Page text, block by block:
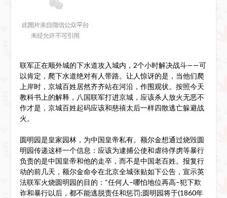
联军正在顺外城的下水道攻入城内，2个小时解决战斗——可
以肯定，爬下水道绝对有人带路。让人惊讶的是，当他们爬
上岸时，京城百姓居然齐齐站在河沿，作围观状。按照今天
教科书上的解释，八国联军打进京城，应该杀人放火无恶不
作才是，京城百姓起码应该和慈禧太后一样四散逃亡躲避战
火。
圆明园是皇家园林，为中国皇帝私有。额尔金想通过烧毁圆
明园传递这样一个信息：应该为逮捕公使和虐待俘虏等暴行
负责的是中国皇帝和他的走卒，而不是中国老百姓。报复行
动的前几天，额尔金命令在北京全城张贴如下公告，宣示英
法联军火烧圆明园的目的：“任何人–哪怕地位再高–犯下欺
诈和暴行以后，都不能逃脱责任和惩罚;圆明园将于(1860年